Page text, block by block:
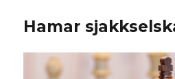
Hamar